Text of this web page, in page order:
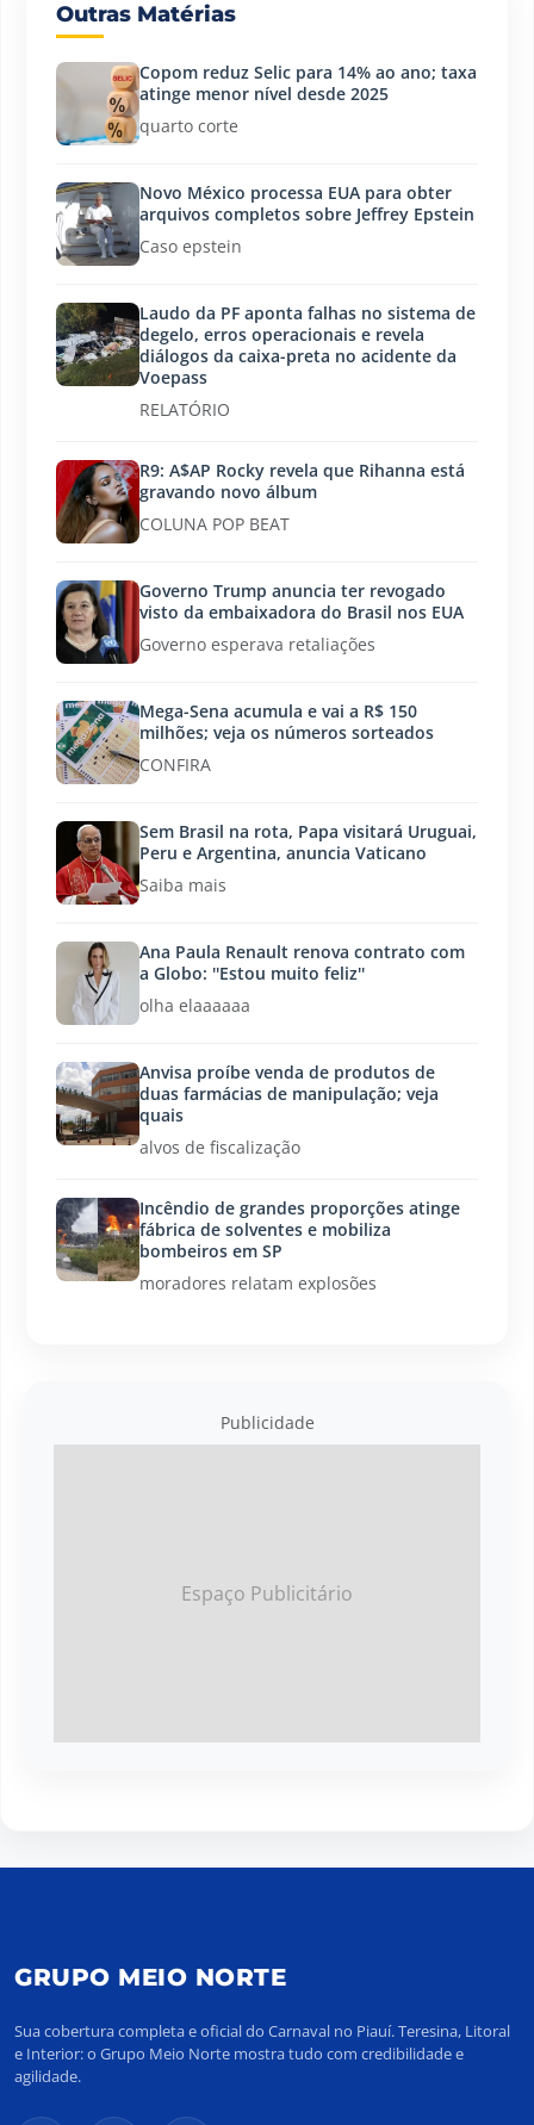
Outras Matérias
Copom reduz Selic para 14% ao ano; taxa
atinge menor nível desde 2025
quarto corte
Novo México processa EUA para obter
arquivos completos sobre Jeffrey Epstein
Caso epstein
Laudo da PF aponta falhas no sistema de
degelo, erros operacionais e revela
diálogos da caixa-preta no acidente da
Voepass
RELATÓRIO
R9: A$AP Rocky revela que Rihanna está
gravando novo álbum
COLUNA POP BEAT
Governo Trump anuncia ter revogado
visto da embaixadora do Brasil nos EUA
Governo esperava retaliações
Mega-Sena acumula e vai a R$ 150
milhões; veja os números sorteados
CONFIRA
Sem Brasil na rota, Papa visitará Uruguai,
Peru e Argentina, anuncia Vaticano
Saiba mais
Ana Paula Renault renova contrato com
a Globo: ''Estou muito feliz''
olha elaaaaaa
Anvisa proíbe venda de produtos de
duas farmácias de manipulação; veja
quais
alvos de fiscalização
Incêndio de grandes proporções atinge
fábrica de solventes e mobiliza
bombeiros em SP
moradores relatam explosões
Publicidade
Espaço Publicitário
GRUPO MEIO NORTE
Sua cobertura completa e oficial do Carnaval no Piauí. Teresina, Litoral
e Interior: o Grupo Meio Norte mostra tudo com credibilidade e
agilidade.